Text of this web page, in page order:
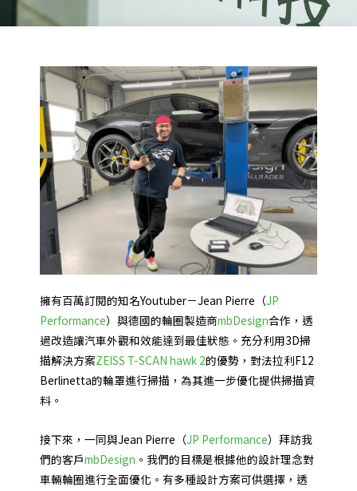
擁有百萬訂閱的知名Youtuber－Jean Pierre（JP
Performance）與德國的輪圈製造商mbDesign合作，透
過改造讓汽車外觀和效能達到最佳狀態。充分利用3D掃
描解決方案ZEISS T-SCAN hawk 2的優勢，對法拉利F12
Berlinetta的輪罩進行掃描，為其進一步優化提供掃描資
料。
接下來，一同與Jean Pierre（JP Performance）拜訪我
們的客戶mbDesign 。我們的目標是根據他的設計理念對
車輛輪圈進行全面優化。有多種設計方案可供選擇，透